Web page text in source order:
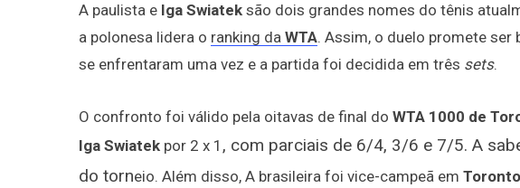
A paulista e Iga Swiatek são dois grandes nomes do tênis
a polonesa lidera o ranking da WTA. Assim, o duelo promete ser
se enfrentaram uma vez e a partida foi decidida em três sets.
O confronto foi válido pela oitavas de final do WTA 1000 de
Iga Swiatek por 2 x 1 , com parciais de 6/4, 3/6 e 7/5. A
do torneio. Além disso, A brasileira foi vice-campeã em Toronto